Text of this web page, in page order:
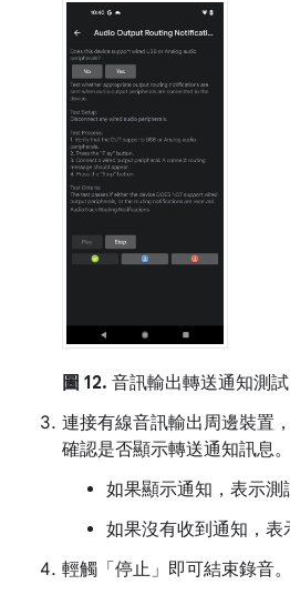
圖 12. 音訊輸出轉送通知測
連接有線音訊輸出周邊裝置
確認是否顯示轉送通知訊息。
如果顯示通知，表示測
如果沒有收到通知，表
輕觸「停止」 即可結束錄音。